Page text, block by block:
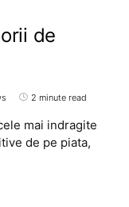
de
2 minute read
mai indragite
de pe piata,